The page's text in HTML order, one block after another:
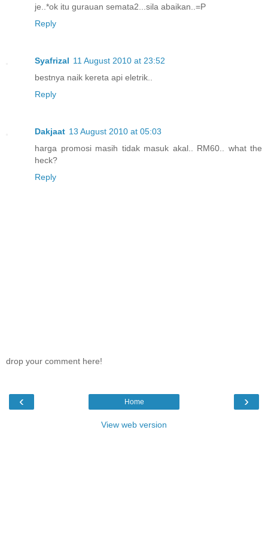
je..*ok itu gurauan semata2...sila abaikan..=P
Reply
Syafrizal 11 August 2010 at 23:52
bestnya naik kereta api eletrik..
Reply
Dakjaat 13 August 2010 at 05:03
harga promosi masih tidak masuk akal.. RM60.. what the
heck?
Reply
drop your comment here!
‹ ›
Home
View web version